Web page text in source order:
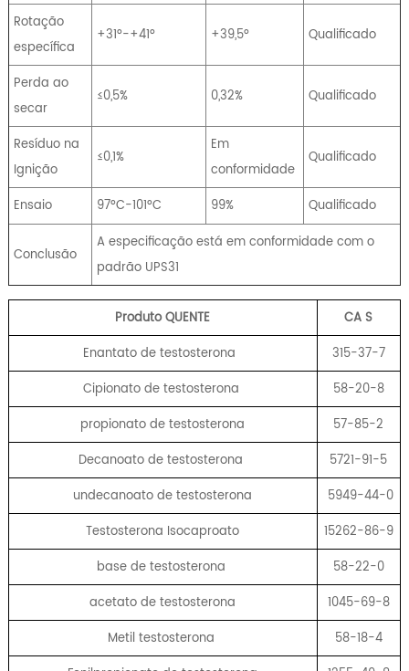
Rotação
específica
+31º-+41º +39,5º Qualificado
Perda ao
secar
≤0,5% 0,32% Qualificado
Resíduo na
Ignição
≤0,1%
Em
conformidade
Qualificado
Ensaio 97ºC-101ºC 99% Qualificado
Conclusão
A especificação está em conformidade com o
padrão UPS31
Produto QUENTE CAS
Enantato de testosterona
315-37-7
Cipionato de testosterona
58-20-8
propionato de testosterona
57-85-2
Decanoato de testosterona
5721-91-5
undecanoato de testosterona
5949-44-0
Testosterona Isocaproato
15262-86-9
base de testosterona
58-22-0
acetato de testosterona
1045-69-8
Metil testosterona
58-18-4